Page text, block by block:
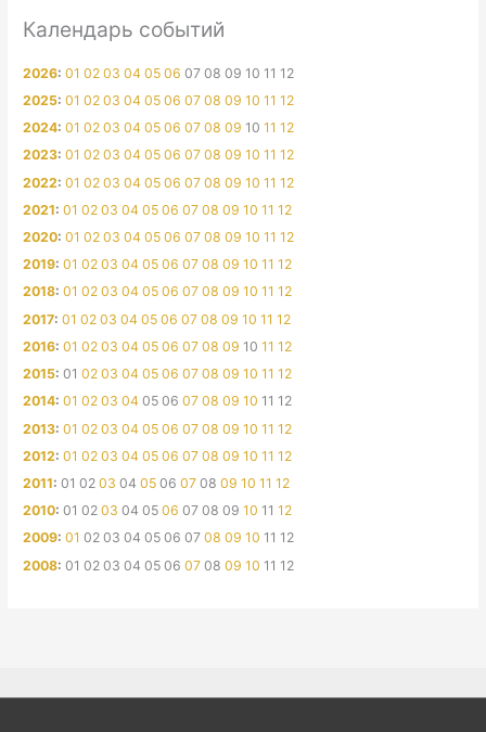
Календарь событий
2026:01 02 03 04 05 06 07 08 09 10 11 12
2025:01 02 03 04 05 06 07 08 09 10 11 12
2024:01 02 03 04 05 06 07 08 09 10 11 12
2023:01 02 03 04 05 06 07 08 09 10 11 12
2022:01 02 03 04 05 06 07 08 09 10 11 12
2021:01 02 03 04 05 06 07 08 09 10 11 12
2020:01 02 03 04 05 06 07 08 09 10 11 12
2019:01 02 03 04 05 06 07 08 09 10 11 12
2018:01 02 03 04 05 06 07 08 09 10 11 12
2017:01 02 03 04 05 06 07 08 09 10 11 12
2016:01 02 03 04 05 06 07 08 09 10 11 12
2015:01 02 03 04 05 06 07 08 09 10 11 12
2014:01 02 03 04 05 06 07 08 09 10 11 12
2013:01 02 03 04 05 06 07 08 09 10 11 12
2012:01 02 03 04 05 06 07 08 09 10 11 12
2011:01 02 03 04 05 06 07 08 09 10 11 12
2010:01 02 03 04 05 06 07 08 09 10 11 12
2009:01 02 03 04 05 06 07 08 09 10 11 12
2008:01 02 03 04 05 06 07 08 09 10 11 12